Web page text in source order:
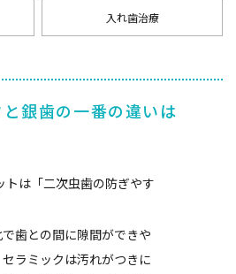
入れ歯治療
銀歯の一番の違いは
トは「二次虫歯の防ぎやす
歯との間に隙間ができや
ラミックは汚れがつきに